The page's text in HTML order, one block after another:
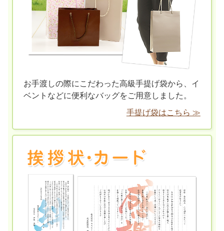
お手渡しの際にこだわった高級手提げ袋から、イ
ベントなどに便利なバッグをご用意しました。
手提げ袋はこちら ≫